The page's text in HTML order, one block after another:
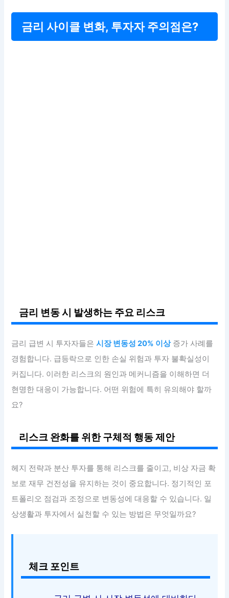
금리 사이클 변화, 투자자 주의점은?
금리 변동 시 발생하는 주요 리스크
금리 급변 시 투자자들은시장 변동성 20% 이상증가 사례를
경험합니다. 급등락으로 인한 손실 위험과 투자 불확실성이
커집니다. 이러한 리스크의 원인과 메커니즘을 이해하면 더
현명한 대응이 가능합니다. 어떤 위험에 특히 유의해야 할까
요?
리스크 완화를 위한 구체적 행동 제안
헤지 전략과 분산 투자를 통해 리스크를 줄이고, 비상 자금 확
보로 재무 건전성을 유지하는 것이 중요합니다. 정기적인 포
트폴리오 점검과 조정으로 변동성에 대응할 수 있습니다. 일
상생활과 투자에서 실천할 수 있는 방법은 무엇일까요?
체크 포인트